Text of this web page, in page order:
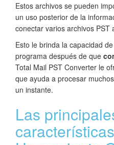
Estos archivos se pueden
un uso posterior de la
conectar varios archivos PST
Esto le brinda la capacidad
programa después de que
Total Mail PST Converter le
que ayuda a procesar
un instante.
Las